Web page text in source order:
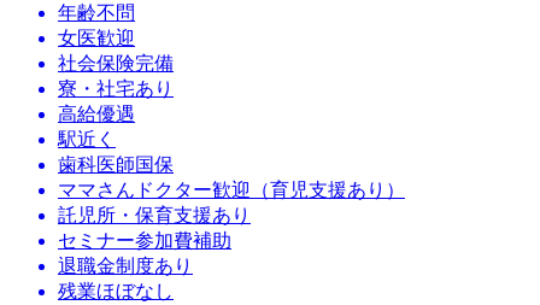
年齢不問
女医歓迎
社会保険完備
寮・社宅あり
高給優遇
駅近く
歯科医師国保
ママさんドクター歓迎（育児支援あり）
託児所・保育支援あり
セミナー参加費補助
退職金制度あり
残業ほぼなし